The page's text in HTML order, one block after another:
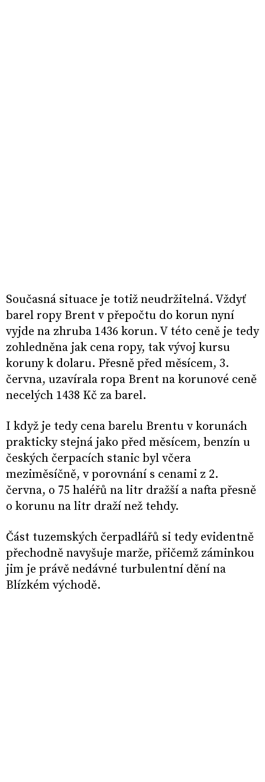
Současná situace je totiž neudržitelná. Vždyť
barel ropy Brent v přepočtu do korun nyní
vyjde na zhruba 1436 korun. V této ceně je tedy
zohledněna jak cena ropy, tak vývoj kursu
koruny k dolaru. Přesně před měsícem, 3.
června, uzavírala ropa Brent na korunové ceně
necelých 1438 Kč za barel.
I když je tedy cena barelu Brentu v korunách
prakticky stejná jako před měsícem, benzín u
českých čerpacích stanic byl včera
meziměsíčně, v porovnání s cenami z 2.
června, o 75 haléřů na litr dražší a nafta přesně
o korunu na litr draží než tehdy.
Část tuzemských čerpadlářů si tedy evidentně
přechodně navyšuje marže, přičemž záminkou
jim je právě nedávné turbulentní dění na
Blízkém východě.